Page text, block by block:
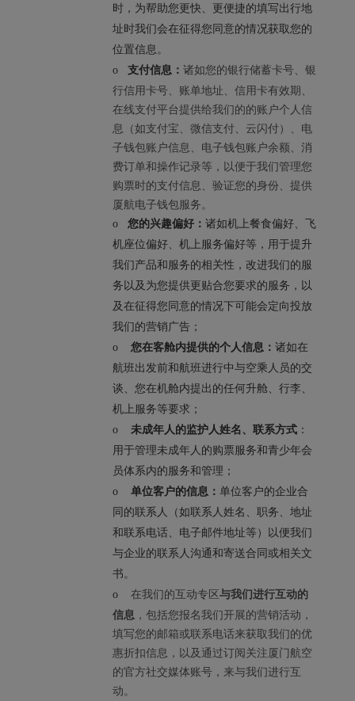
时，为帮助您更快、更便捷的填写出行地
址时我们会在征得您同意的情况获取您的
位置信息。
o 支付信息： 诸如您的银行储蓄卡号、银
行信用卡号、账单地址、信用卡有效期、
在线支付平台提供给我们的的账户个人信
息（如支付宝、微信支付、云闪付）、电
子钱包账户信息、电子钱包账户余额、消
费订单和操作记录等，以便于我们管理您
购票时的支付信息、验证您的身份、提供
厦航电子钱包服务。
o 您的兴趣偏好： 诸如机上餐食偏好、飞
机座位偏好、机上服务偏好等，用于提升
我们产品和服务的相关性，改进我们的服
务以及为您提供更贴合您要求的服务，以
及在征得您同意的情况下可能会定向投放
我们的营销广告；
o 您在客舱内提供的个人信息： 诸如在
航班出发前和航班进行中与空乘人员的交
谈、您在机舱内提出的任何升舱、行李、
机上服务等要求；
o 未成年人的监护人姓名、联系方式 ：
用于管理未成年人的购票服务和青少年会
员体系内的服务和管理；
o 单位客户的信息： 单位客户的企业合
同的联系人（如联系人姓名、职务、地址
和联系电话、电子邮件地址等）以便我们
与企业的联系人沟通和寄送合同或相关文
书。
o 在我们的互动专区与我们进行互动的
信息 ，包括您报名我们开展的营销活动，
填写您的邮箱或联系电话来获取我们的优
惠折扣信息，以及通过订阅关注厦门航空
的官方社交媒体账号，来与我们进行互
动。